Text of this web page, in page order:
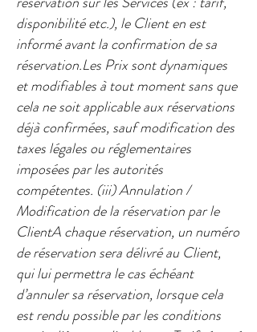
disponibilité etc.), le Client en est
informé avant la confirmation de sa
réservation.Les Prix sont dynamiques
et modifiables à tout moment sans que
cela ne soit applicable aux réservations
déjà confirmées, sauf modification des
taxes légales ou réglementaires
imposées par les autorités
compétentes.​ (iii) Annulation /
Modification de la réservation par le
Client​A chaque réservation, un numéro
de réservation sera délivré au Client,
qui lui permettra le cas échéant
d’annuler sa réservation, lorsque cela
est rendu possible par les conditions